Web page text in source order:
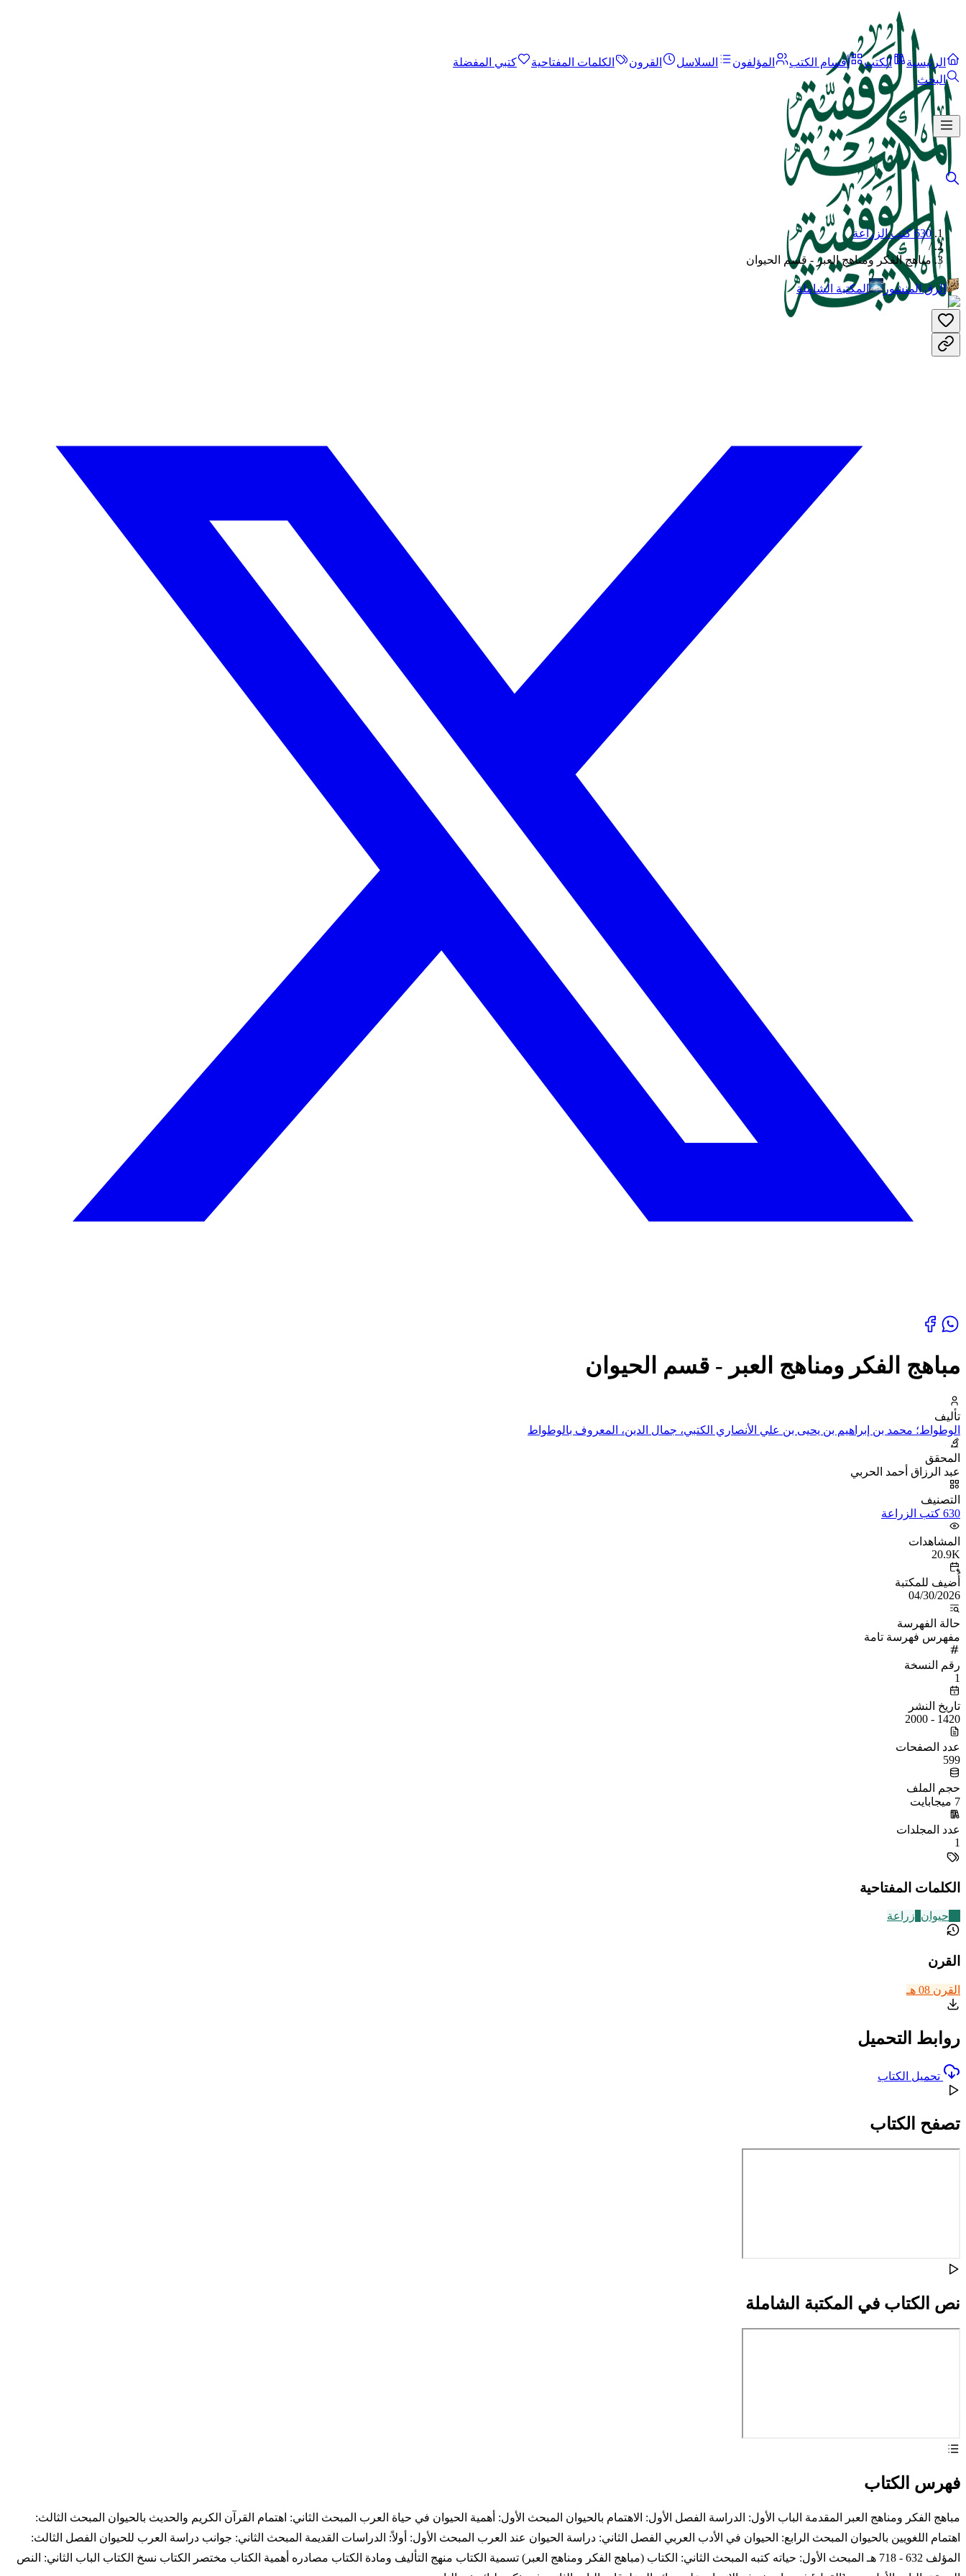
الرئيسية الكتب أقسام الكتب المؤلفون السلاسل القرون الكلمات المفتاحية
كتبي المفضلة
البحث
630 كتب الزراعة
/
مباهج الفكر ومناهج العبر - قسم الحيوان
الرق المنشور المكتبة الشاملة
مباهج الفكر ومناهج العبر - قسم الحيوان
تأليف
الوطواط؛ محمد بن إبراهيم بن يحيى بن علي الأنصاري الكتبي، جمال الدين، المعروف بالوطواط
المحقق
عبد الرزاق أحمد الحربي
التصنيف
630 كتب الزراعة
المشاهدات
20.9K
أُضيف للمكتبة
04/30/2026
حالة الفهرسة
مفهرس فهرسة تامة
رقم النسخة
1
تاريخ النشر
1420 - 2000
عدد الصفحات
599
حجم الملف
7 ميجابايت
عدد المجلدات
1
الكلمات المفتاحية
حيوان زراعة
القرن
القرن 08 هـ
روابط التحميل
تحميل الكتاب
تصفح الكتاب
نص الكتاب في المكتبة الشاملة
فهرس الكتاب
مباهج الفكر ومناهج العبر المقدمة الباب الأول: الدراسة الفصل الأول: الاهتمام بالحيوان المبحث الأول: أهمية الحيوان في حياة العرب المبحث الثاني: اهتمام القرآن الكريم والحديث بالحيوان المبحث الثالث:
اهتمام اللغويين بالحيوان المبحث الرابع: الحيوان في الأدب العربي الفصل الثاني: دراسة الحيوان عند العرب المبحث الأول: أولاً: الدراسات القديمة المبحث الثاني: جوانب دراسة العرب للحيوان الفصل الثالث:
المؤلف 632 - 718 هـ المبحث الأول: حياته كتبه المبحث الثاني: الكتاب (مباهج الفكر ومناهج العبر) تسمية الكتاب منهج التأليف ومادة الكتاب مصادره أهمية الكتاب مختصر الكتاب نسخ الكتاب الباب الثاني: النص